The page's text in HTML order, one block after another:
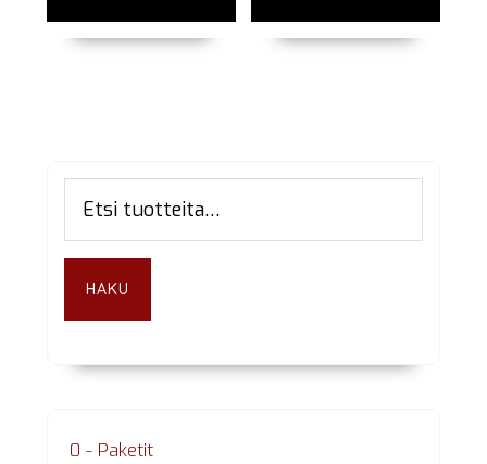
Ensisijainen
sivupalkki
HAKU
0 - Paketit